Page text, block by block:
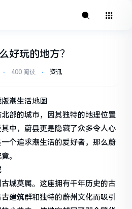
好玩的地方？
⋅ 400 阅读 ⋅ 资讯
潮生活地图
部的城市，因其独特的地理位置
中，蔚县更是隐藏了众多令人心
个追求潮生活的爱好者，那么蔚
。
城莫属。这座拥有千年历史的古
建筑群和独特的蔚州文化而吸引